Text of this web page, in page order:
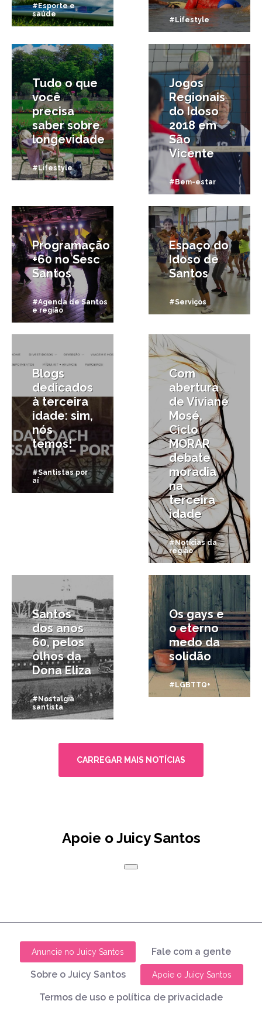
#Esporte e
saúde
#Lifestyle
Tudo o que
você
precisa
saber sobre
longevidade
#Lifestyle
7/03/2018
Jogos
Regionais
do Idoso
2018 em
São
Vicente
#Bem-estar
Programação
+60 no Sesc
Santos
#Agenda de Santos
e região
29/03/2017
Espaço do
Idoso de
Santos
#Serviços
24/01/2017
Blogs
dedicados
à terceira
idade: sim,
nós
temos!
#Santistas por
aí
Com
abertura
de Viviane
Mosé,
Ciclo
MORAR
debate
moradia
na
terceira
idade
#Notícias da
região
Santos
dos anos
60, pelos
olhos da
Dona Eliza
#Nostalgia
santista
11/07/2014
Os gays e
o eterno
medo da
solidão
#LGBTTQ+
CARREGAR MAIS NOTÍCIAS
Apoie o Juicy Santos
Anuncie no Juicy Santos Fale com a gente
Sobre o Juicy Santos Apoie o Juicy Santos
Termos de uso e política de privacidade